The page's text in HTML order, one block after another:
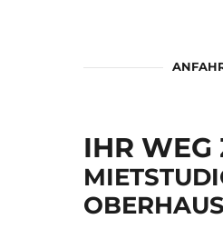
IHR WEG